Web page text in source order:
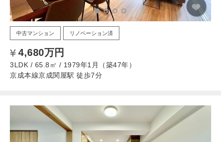
中古マンション リノベーション済
4,680万円
3LDK / 65.8㎡ / 1979年1月（築47年）
京成本線京成関屋駅 徒歩7分